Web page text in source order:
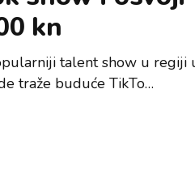
kn
talent show u regiji
traže buduće TikTo…